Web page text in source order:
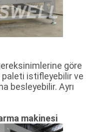
göre
istifleyebilir ve
besleyebilir. Ayrı
makinesi